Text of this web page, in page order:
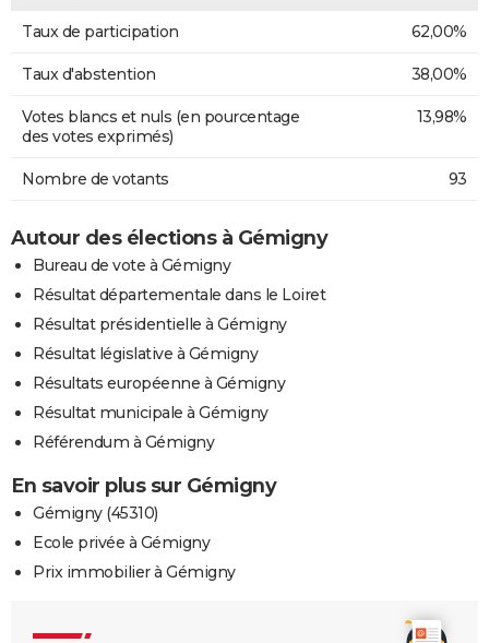
Taux de participation 62,00%
Taux d'abstention 38,00%
Votes blancs et nuls (en pourcentage
des votes exprimés)
13,98%
Nombre de votants 93
Autour des élections à Gémigny
Bureau de vote à Gémigny
Résultat départementale dans le Loiret
Résultat présidentielle à Gémigny
Résultat législative à Gémigny
Résultats européenne à Gémigny
Résultat municipale à Gémigny
Référendum à Gémigny
En savoir plus sur Gémigny
Gémigny (45310)
Ecole privée à Gémigny
Prix immobilier à Gémigny